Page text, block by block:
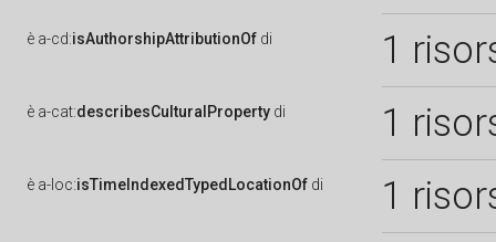
è a-cd:isAuthorshipAttributionOf di 1
è a-cat:describesCulturalProperty di 1
è a-loc:isTimeIndexedTypedLocationOf di 1